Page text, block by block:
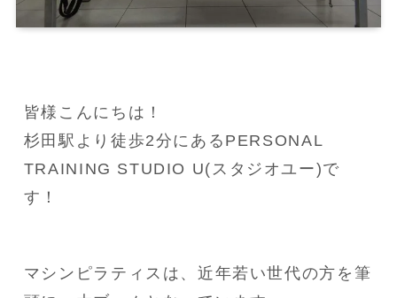
皆様こんにちは！
杉田駅より徒歩2分にあるPERSONAL
TRAINING STUDIO U(スタジオユー)で
す！
マシンピラティスは、近年若い世代の方を筆